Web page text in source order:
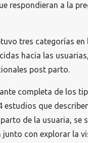
respondieran a la
tres categorías en
hacia las
post parto.
completa de los
que
de la usuaria, se
con explorar la